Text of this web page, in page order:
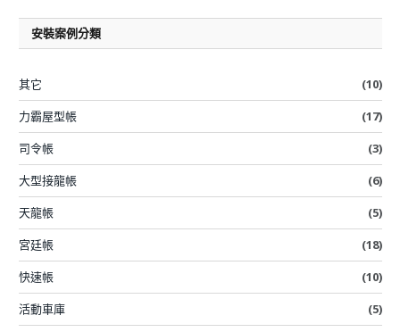
安裝案例分類
其它
(10)
力霸屋型帳
(17)
司令帳
(3)
大型接龍帳
(6)
天龍帳
(5)
宮廷帳
(18)
快速帳
(10)
活動車庫
(5)